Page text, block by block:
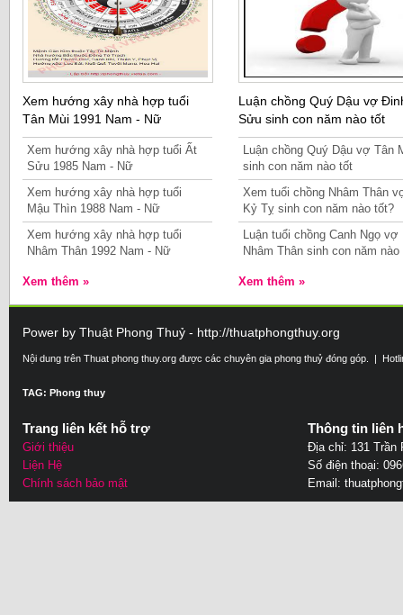
Xem hướng xây nhà hợp tuổi
Tân Mùi 1991 Nam - Nữ
Xem hướng xây nhà hợp tuổi Ất
Sửu 1985 Nam - Nữ
Xem hướng xây nhà hợp tuổi
Mậu Thìn 1988 Nam - Nữ
Xem hướng xây nhà hợp tuổi
Nhâm Thân 1992 Nam - Nữ
Xem thêm »
Luận chồng Quý Dậu vợ
Sửu sinh con năm nào tốt
Luận chồng Quý Dậu vợ Tân
sinh con năm nào tốt
Xem tuổi chồng Nhâm Thân
Kỷ Tỵ sinh con năm nào tốt?
Luận tuổi chồng Canh Ngọ vợ
Nhâm Thân sinh con năm nào
Xem thêm »
Power by Thuật Phong Thuỷ - http://thuatphongthuy.org
Nội dung trên Thuat phong thuy.org được các chuyên gia phong thuỷ đóng góp. |
TAG: Phong thuy
Trang liên kết hỗ trợ
Giới thiệu
Liện Hệ
Chính sách bảo mật
Thông tin liên
Địa chỉ: 131 Trần
Số điện thoại:
Email: